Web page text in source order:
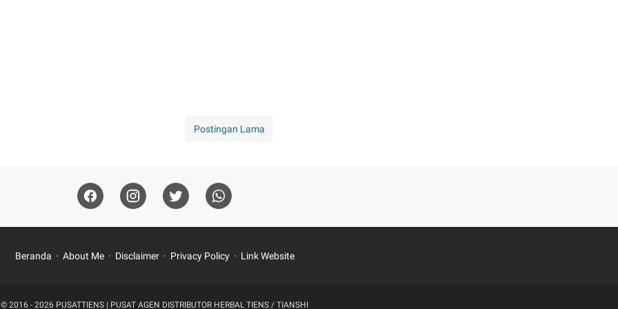
Postingan Lama
Beranda About Me Disclaimer Privacy Policy Link Website
© 2016 - 2026 PUSATTIENS | PUSAT AGEN DISTRIBUTOR HERBAL TIENS / TIANSHI